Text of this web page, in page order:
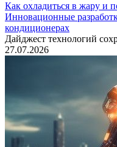
Как охладиться в жару и
Инновационные
кондиционерах
Дайджест технологий
27.07.2026